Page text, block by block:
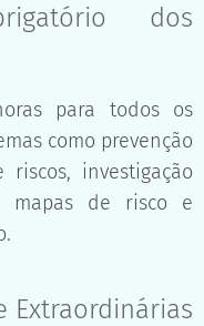
dos
para todos os
como prevenção
investigação
mapas de risco e
Extraordinárias